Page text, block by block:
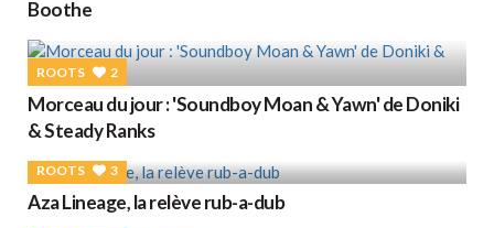
Boothe
ROOTS 2
Morceau du jour : 'Soundboy Moan & Yawn' de Doniki
& Steady Ranks
ROOTS 3
Aza Lineage, la relève rub-a-dub